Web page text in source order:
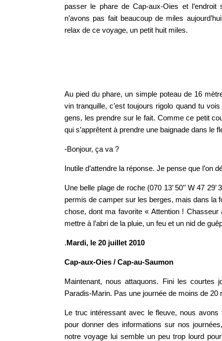
passer le phare de Cap-aux-Oies et l’endroit
n’avons pas fait beaucoup de miles
relax de ce voyage, un petit huit miles.
Au pied du phare, un simple poteau de 16
vin tranquille, c’est toujours rigolo quand tu
gens, les prendre sur le fait. Comme ce petit
qui s’apprêtent à prendre une baignade dans le
-Bonjour, ça va ?
Inutile d’attendre la réponse. Je pense que l’on
Une belle plage de roche (070 13’ 50’’ W 47
permis de camper sur les berges, mais dans la
chose, dont ma favorite « Attention !
mettre à l’abri de la pluie, un feu et un nid de
.Mardi, le 20 juillet 2010
Cap-aux-Oies / Cap-au-Saumon
Maintenant, nous attaquons. Fini les
Paradis-Marin. Pas une journée de moins de
Le truc intéressant avec le fleuve, nous avons
pour donner des informations sur nos
notre voyage lui semble un peu trop lourd